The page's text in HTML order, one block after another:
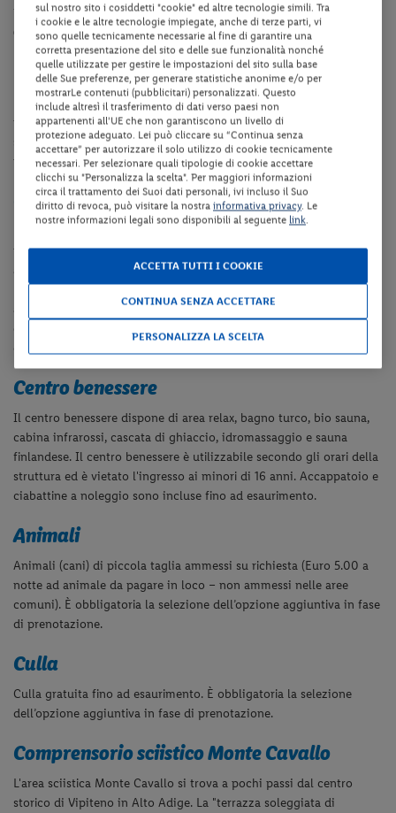
Per strutture in provincia di Bolzano, ti indichiamo laAlto Adige
Guest Pass, che offre servizi utili (trasporti, ingressi, attività).
Dotazioni della struttura
La struttura dispone di reception, ascensore nel corpo centrale, bar,
ristorante à la carte, terrazza, sala TV, seggiolone, deposito bici e
sci, noleggio slittino (su richiesta), collegamento internet Wi-Fi
nelle zone comuni e parcheggio fino ad esaurimento posti.
Camere
camere doppie e triple Standard
sono arredate secondo lo stile
tradizionale altoatesino e sono dotate di servizi privati,
asciugacapelli, telefono, TV satellitare, cassaforte e balcone.
Lecamere doppie/triple e quadruple Superiorsono invece
arredate in stile moderno con parquet o moquette e sono dotate
Centro benessere
Il centro benessere dispone di area relax, bagno turco, bio sauna,
cabina infrarossi, cascata di ghiaccio, idromassaggio e sauna
finlandese. Il centro benessere è utilizzabile secondo gli orari della
struttura ed è vietato l'ingresso ai minori di 16 anni. Accappatoio e
ciabattine a noleggio sono incluse fino ad esaurimento.
Animali
Animali (cani) di piccola taglia ammessi su richiesta (Euro 5.00 a
notte ad animale da pagare in loco – non ammessi nelle aree
comuni). È obbligatoria la selezione dell’opzione aggiuntiva in fase
di prenotazione.
Culla
Culla gratuita fino ad esaurimento. È obbligatoria la selezione
dell’opzione aggiuntiva in fase di prenotazione.
Comprensorio sciistico Monte Cavallo
L'area sciistica Monte Cavallo si trova a pochi passi dal centro
storico di Vipiteno in Alto Adige. La "terrazza soleggiata di
sul nostro sito i cosiddetti "cookie" ed altre tecnologie simili. Tra
i cookie e le altre tecnologie impiegate, anche di terze parti, vi
sono quelle tecnicamente necessarie al fine di garantire una
corretta presentazione del sito e delle sue funzionalità nonché
quelle utilizzate per gestire le impostazioni del sito sulla base
delle Sue preferenze, per generare statistiche anonime e/o per
mostrarLe contenuti (pubblicitari) personalizzati. Questo
include altresì il trasferimento di dati verso paesi non
appartenenti all'UE che non garantiscono un livello di
protezione adeguato. Lei può cliccare su “Continua senza
accettare” per autorizzare il solo utilizzo di cookie tecnicamente
necessari. Per selezionare quali tipologie di cookie accettare
clicchi su "Personalizza la scelta". Per maggiori informazioni
circa il trattamento dei Suoi dati personali, ivi incluso il Suo
diritto di revoca, può visitare la nostra informativa privacy. Le
nostre informazioni legali sono disponibili al seguente link.
ACCETTA TUTTI I COOKIE
CONTINUA SENZA ACCETTARE
PERSONALIZZA LA SCELTA